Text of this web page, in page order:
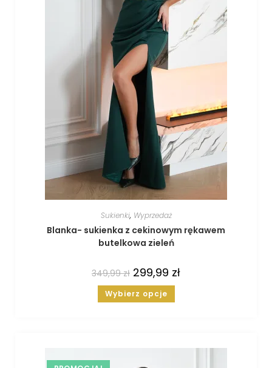
Sukienki, Wyprzedaż
Blanka- sukienka z cekinowym rękawem
butelkowa zieleń
349,99zł 299,99 zł
Wybierz opcje